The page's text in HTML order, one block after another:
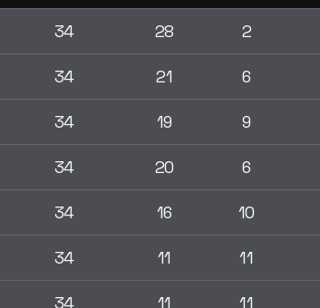
34 28 2
34 21 6
34 19 9
34 20 6
34 16 10
34 11 11
34 11 11